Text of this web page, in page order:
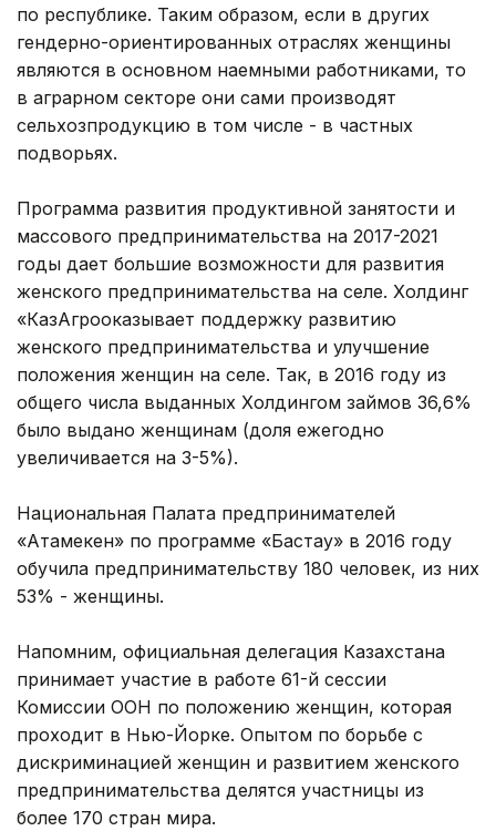
по республике. Таким образом, если в других
гендерно-ориентированных отраслях женщины
являются в основном наемными работниками, то
в аграрном секторе они сами производят
сельхозпродукцию в том числе - в частных
подворьях.
Программа развития продуктивной занятости и
массового предпринимательства на 2017-2021
годы дает большие возможности для развития
женского предпринимательства на селе. Холдинг
«КазАгрооказывает поддержку развитию
женского предпринимательства и улучшение
положения женщин на селе. Так, в 2016 году из
общего числа выданных Холдингом займов 36,6%
было выдано женщинам (доля ежегодно
увеличивается на 3-5%).
Национальная Палата предпринимателей
«Атамекен» по программе «Бастау» в 2016 году
обучила предпринимательству 180 человек, из них
53% - женщины.
Напомним, официальная делегация Казахстана
принимает участие в работе 61-й сессии
Комиссии ООН по положению женщин, которая
проходит в Нью-Йорке. Опытом по борьбе с
дискриминацией женщин и развитием женского
предпринимательства делятся участницы из
более 170 стран мира.